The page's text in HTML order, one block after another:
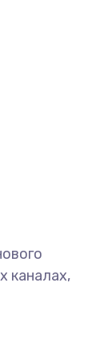
каналах,